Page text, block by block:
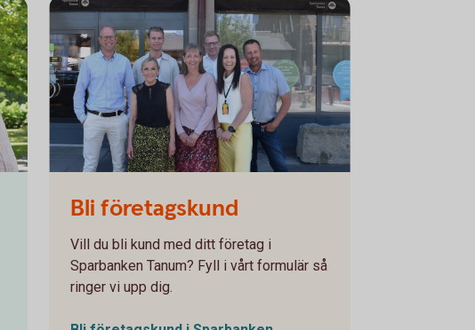
Bli företagskund
Vill du bli kund med ditt företag i
Sparbanken Tanum? Fyll i vårt formulär så
ringer vi upp dig.